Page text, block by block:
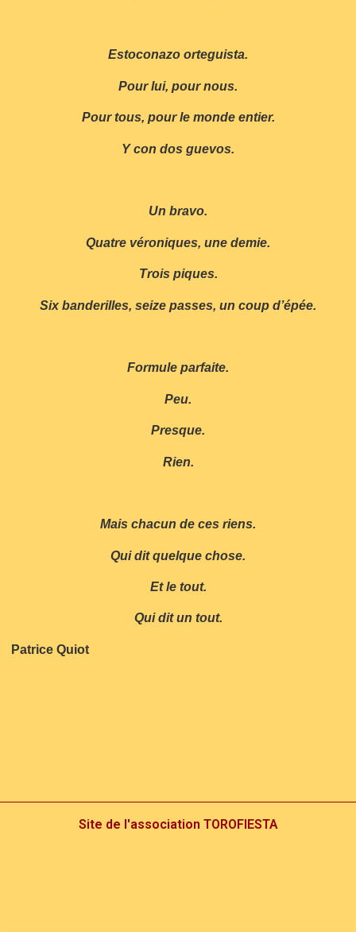
Estoconazo orteguista.
Pour lui, pour nous.
Pour tous, pour le monde entier.
Y con dos guevos.
Un bravo.
Quatre véroniques, une demie.
Trois piques.
Six banderilles, seize passes, un coup d’épée.
Formule parfaite.
Peu.
Presque.
Rien.
Mais chacun de ces riens.
Qui dit quelque chose.
Et le tout.
Qui dit un tout.
Patrice Quiot
Site de l'association TOROFIESTA